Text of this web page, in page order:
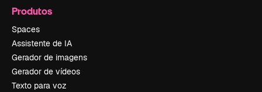
Produtos
Spaces
Assistente de IA
Gerador de imagens
Gerador de vídeos
Texto para voz